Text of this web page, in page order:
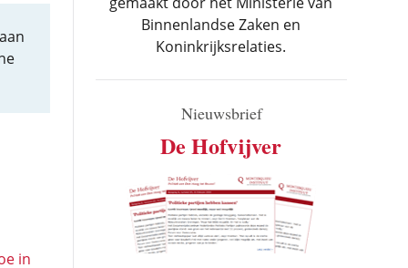
in
Binnenlandse Zaken en
Koninkrijksrelaties.
Nieuwsbrief
De Hofvijver